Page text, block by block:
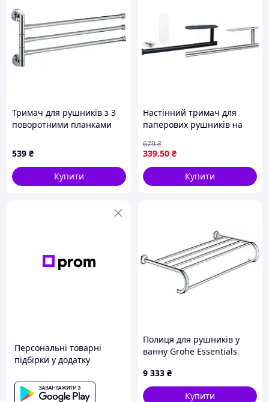
Тримач для рушників з 3
поворотними планками
539 ₴
Купити
Настінний тримач для
паперових рушників на
органайзер для кухні та
ванної
339.50 ₴
679₴
Купити
Персональні товарні
підбірки у додатку
Полиця для рушників у
ванну Grohe Essentials
9 333 ₴
Купити